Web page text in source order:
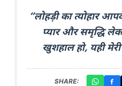
“लोहड़ी का त्योहार
प्यार और समृद्धि
खुशहाल हो, यही
SHARE: